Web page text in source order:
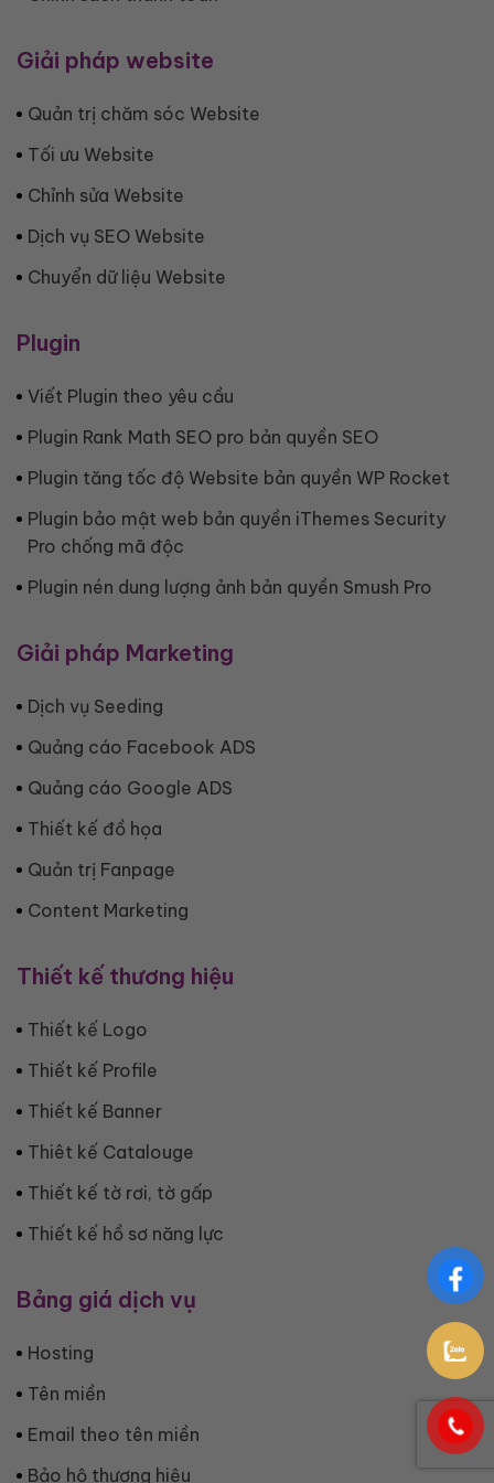
Giải pháp website
Quản trị chăm sóc Website
Tối ưu Website
Chỉnh sửa Website
Dịch vụ SEO Website
Chuyển dữ liệu Website
Plugin
Viết Plugin theo yêu cầu
Plugin Rank Math SEO pro bản quyền SEO
Plugin tăng tốc độ Website bản quyền WP Rocket
Plugin bảo mật web bản quyền iThemes Security
Pro chống mã độc
Plugin nén dung lượng ảnh bản quyền Smush Pro
Giải pháp Marketing
Dịch vụ Seeding
Quảng cáo Facebook ADS
Quảng cáo Google ADS
Thiết kế đồ họa
Quản trị Fanpage
Content Marketing
Thiết kế thương hiệu
Thiết kế Logo
Thiết kế Profile
Thiết kế Banner
Thiêt kế Catalouge
Thiết kế tờ rơi, tờ gấp
Thiết kế hồ sơ năng lực
Bảng giá dịch vụ
Hosting
Tên miền
Email theo tên miền
Bảo hộ thương hiệu